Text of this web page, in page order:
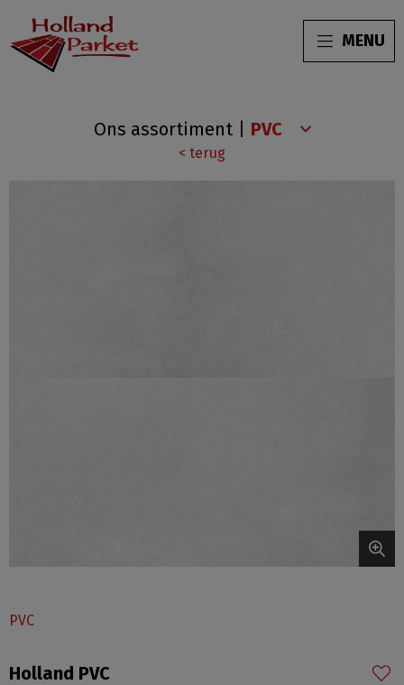
MENU
Ons assortiment
< terug
PVC
Holland PVC